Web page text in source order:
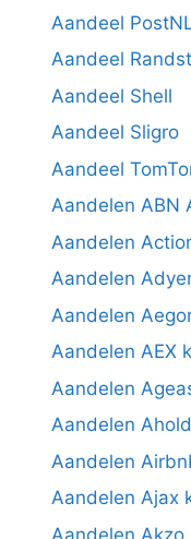
Aandeel
Aandeel
Aandeel Shell
Aandeel Sligro
Aandeel
Aandelen ABN
Aandelen
Aandelen
Aandelen
Aandelen AEX
Aandelen
Aandelen
Aandelen
Aandelen Ajax
Aandelen Akzo